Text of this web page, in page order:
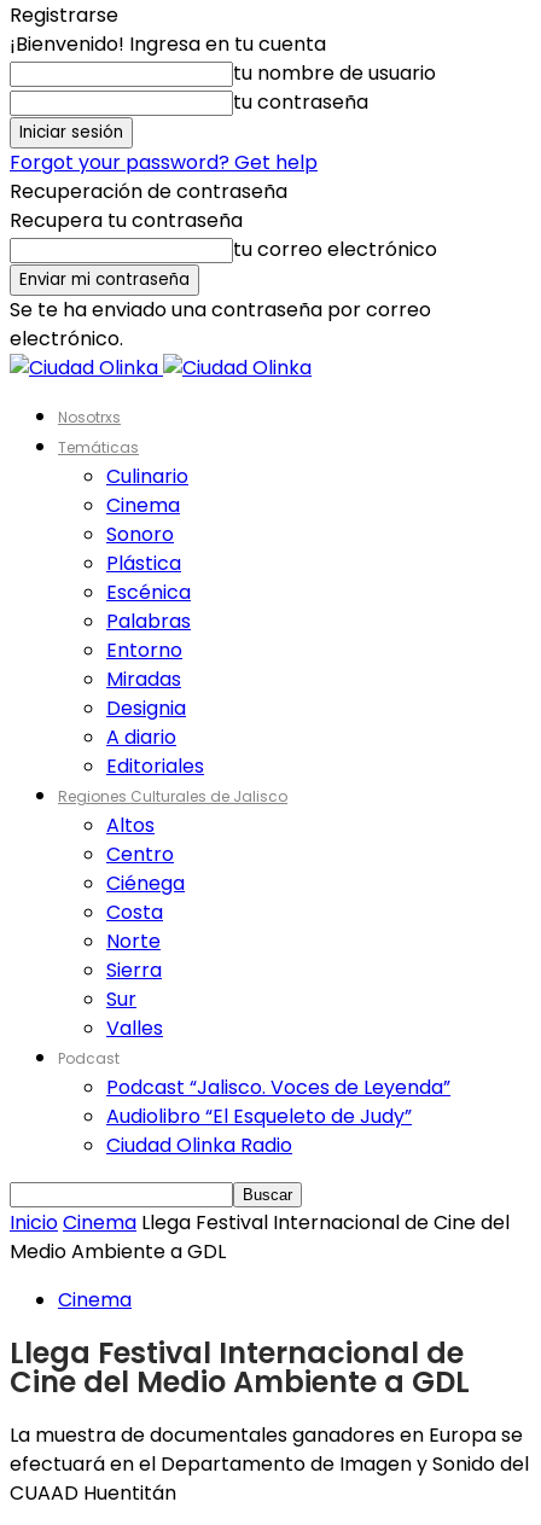
Registrarse
¡Bienvenido! Ingresa en tu cuenta
tu nombre de usuario
tu contraseña
Forgot your password? Get help
Recuperación de contraseña
Recupera tu contraseña
tu correo electrónico
Se te ha enviado una contraseña por correo
electrónico.
Nosotrxs
Temáticas
Culinario
Cinema
Sonoro
Plástica
Escénica
Palabras
Entorno
Miradas
Designia
A diario
Editoriales
Regiones Culturales de Jalisco
Altos
Centro
Ciénega
Costa
Norte
Sierra
Sur
Valles
Podcast
Podcast “Jalisco. Voces de Leyenda”
Audiolibro “El Esqueleto de Judy”
Ciudad Olinka Radio
InicioCinema Llega Festival Internacional de Cine del
Medio Ambiente a GDL
Cinema
Llega Festival Internacional de
Cine del Medio Ambiente a GDL
La muestra de documentales ganadores en Europa se
efectuará en el Departamento de Imagen y Sonido del
CUAAD Huentitán